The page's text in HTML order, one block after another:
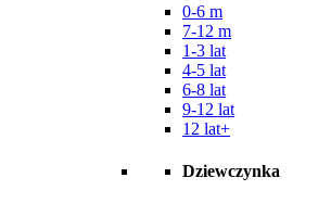
0-6 m
7-12 m
1-3 lat
4-5 lat
6-8 lat
9-12 lat
12 lat+
Dziewczynka